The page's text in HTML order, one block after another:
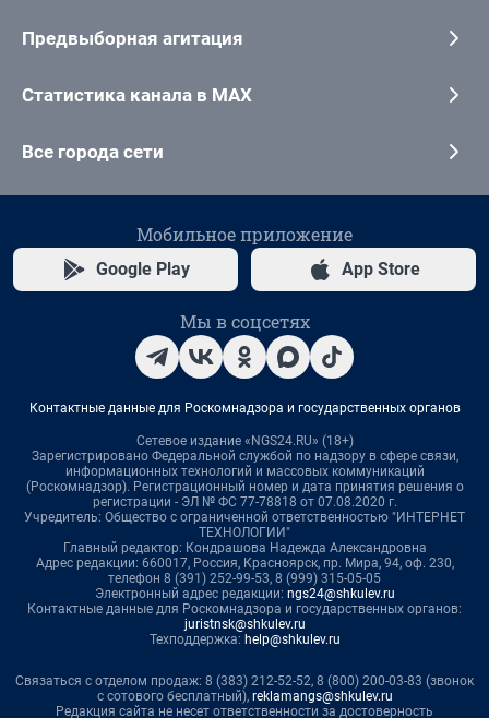
Предвыборная агитация
Статистика канала в MAX
Все города сети
Мобильное приложение
Google Play App Store
Мы в соцсетях
Контактные данные для Роскомнадзора и государственных органов
Сетевое издание «NGS24.RU» (18+)
Зарегистрировано Федеральной службой по надзору в сфере связи,
информационных технологий и массовых коммуникаций
(Роскомнадзор). Регистрационный номер и дата принятия решения о
регистрации - ЭЛ № ФС 77-78818 от 07.08.2020 г.
Учредитель: Общество с ограниченной ответственностью "ИНТЕРНЕТ
ТЕХНОЛОГИИ"
Главный редактор: Кондрашова Надежда Александровна
Адрес редакции: 660017, Россия, Красноярск, пр. Мира, 94, оф. 230,
телефон 8 (391) 252-99-53, 8 (999) 315-05-05
Электронный адрес редакции: ngs24@shkulev.ru
Контактные данные для Роскомнадзора и государственных органов:
juristnsk@shkulev.ru
Техподдержка: help@shkulev.ru
Связаться с отделом продаж: 8 (383) 212-52-52, 8 (800) 200-03-83 (звонок
с сотового бесплатный), reklamangs@shkulev.ru
Редакция сайта не несет ответственности за достоверность